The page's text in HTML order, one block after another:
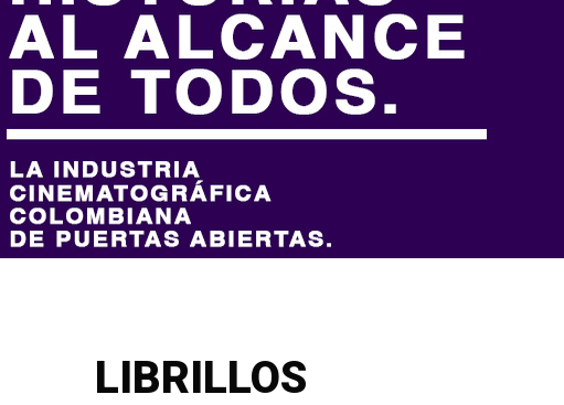
LIBRILLOS